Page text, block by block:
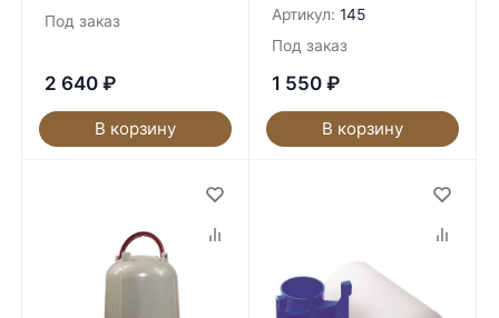
Под заказ
2 640 ₽
В корзину
Артикул: 145
Под заказ
1 550 ₽
В корзину